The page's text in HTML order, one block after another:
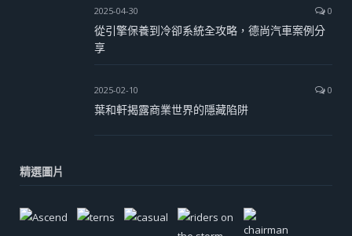
2025-04-30 0
從引擎保養到冷卻系統全攻略，德尚汽車案例分
享
2025-02-10 0
葉和軒揭露商業世界的隱藏陷阱
精選圖片